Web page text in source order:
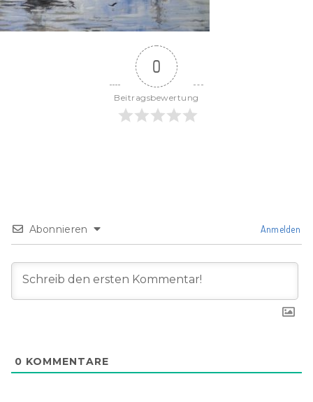
0
Beitragsbewertung
Abonnieren Anmelden
0 KOMMENTARE